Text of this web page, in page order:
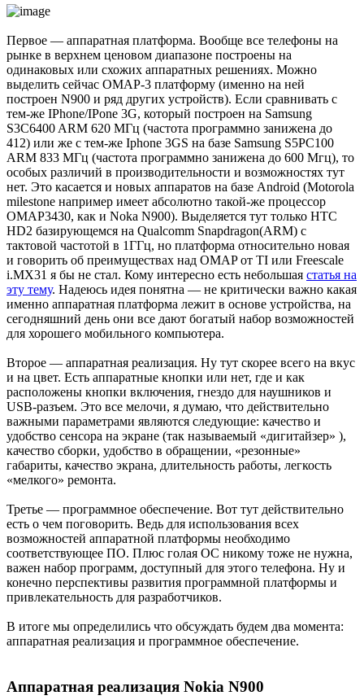
Первое — аппаратная платформа. Вообще все телефоны на
рынке в верхнем ценовом диапазоне построены на
одинаковых или схожих аппаратных решениях. Можно
выделить сейчас OMAP-3 платформу (именно на ней
построен N900 и ряд других устройств). Если сравнивать с
тем-же IPhone/IPone 3G, который построен на Samsung
S3C6400 ARM 620 МГц (частота программно занижена до
412) или же с тем-же Iphone 3GS на базе Samsung S5PC100
ARM 833 МГц (частота программно занижена до 600 Мгц), то
особых различий в производительности и возможностях тут
нет. Это касается и новых аппаратов на базе Android (Motorola
milestone например имеет абсолютно такой-же процессор
OMAP3430, как и Noka N900). Выделяется тут только HTC
HD2 базирующемся на Qualcomm Snapdragon(ARM) с
тактовой частотой в 1ГГц, но платформа относительно новая
и говорить об преимуществах над OMAP от TI или Freescale
i.MX31 я бы не стал. Кому интересно есть небольшая статья на
эту тему. Надеюсь идея понятна — не критически важно какая
именно аппаратная платформа лежит в основе устройства, на
сегодняшний день они все дают богатый набор возможностей
для хорошего мобильного компьютера.
Второе — аппаратная реализация. Ну тут скорее всего на вкус
и на цвет. Есть аппаратные кнопки или нет, где и как
расположены кнопки включения, гнездо для наушников и
USB-разъем. Это все мелочи, я думаю, что действительно
важными параметрами являются следующие: качество и
удобство сенсора на экране (так называемый «дигитайзер» ),
качество сборки, удобство в обращении, «резонные»
габариты, качество экрана, длительность работы, легкость
«мелкого» ремонта.
Третье — программное обеспечение. Вот тут действительно
есть о чем поговорить. Ведь для использования всех
возможностей аппаратной платформы необходимо
соответствующее ПО. Плюс голая ОС никому тоже не нужна,
важен набор программ, доступный для этого телефона. Ну и
конечно перспективы развития программной платформы и
привлекательность для разработчиков.
В итоге мы определились что обсуждать будем два момента:
аппаратная реализация и программное обеспечение.
Аппаратная реализация Nokia N900